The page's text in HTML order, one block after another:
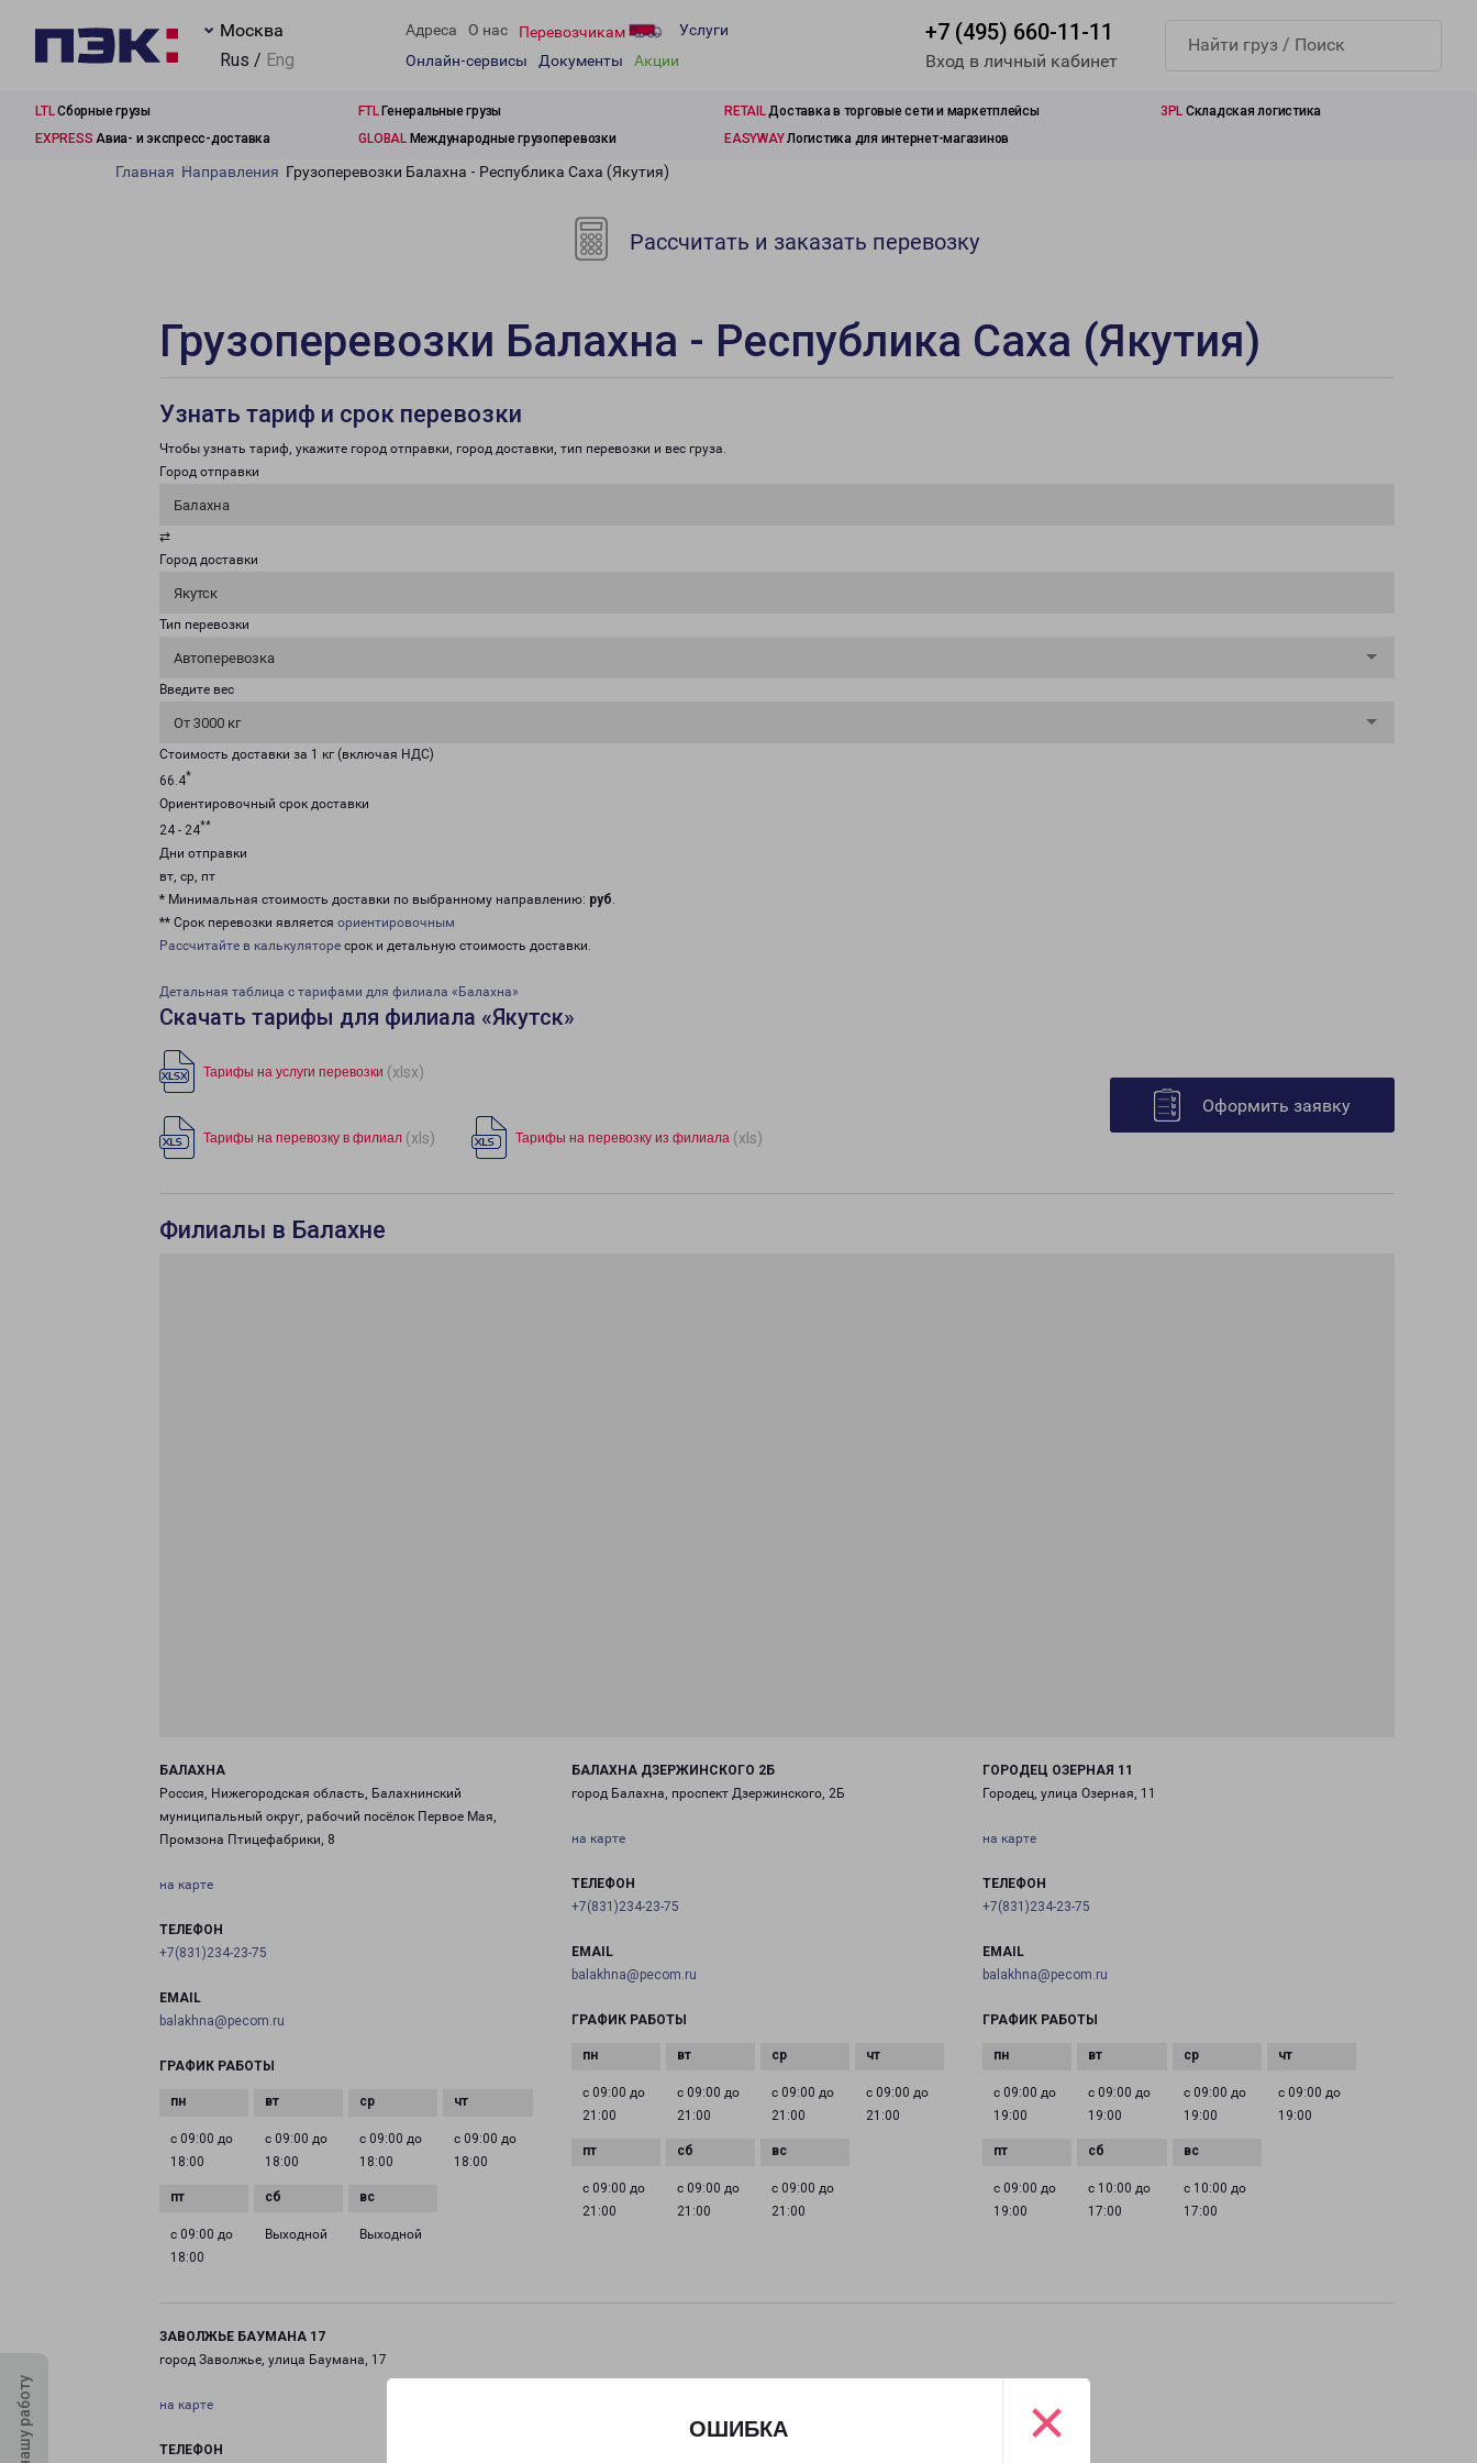
ОШИБКА ×
Москва
Rus / Eng
Адреса О нас Перевозчикам
Услуги
Онлайн-сервисы
Документы Акции
+7 (495) 660-11-11
Вход в личный кабинет
LTLСборные грузы FTLГенеральные грузы RETAILДоставка в торговые сети и маркетплейсы 3PL Складская логистика
EXPRESS Авиа- и экспресс-доставка GLOBALМеждународные грузоперевозки EASYWAYЛогистика для интернет-магазинов
Главная Направления Грузоперевозки Балахна - Республика Саха (Якутия)
Рассчитать и заказать перевозку
Грузоперевозки Балахна - Республика Саха (Якутия)
Узнать тариф и срок перевозки
Чтобы узнать тариф, укажите город отправки, город доставки, тип перевозки и вес груза.
Город отправки
Балахна
⇄
Город доставки
Якутск
Тип перевозки
Автоперевозка
Введите вес
От 3000 кг
Стоимость доставки за 1 кг (включая НДС)
66.4*
Ориентировочный срок доставки
24 - 24**
Дни отправки
вт, ср, пт
* Минимальная стоимость доставки по выбранному направлению: руб.
** Срок перевозки является ориентировочным
Рассчитайте в калькуляторе срок и детальную стоимость доставки.
Детальная таблица с тарифами для филиала «Балахна»
Скачать тарифы для филиала «Якутск»
Тарифы на услуги перевозки (xlsx)
Тарифы на перевозку в филиал (xls) Тарифы на перевозку из филиала (xls)
Оформить заявку
Филиалы в Балахне
БАЛАХНА
Россия, Нижегородская область, Балахнинский
муниципальный округ, рабочий посёлок Первое Мая,
Промзона Птицефабрики, 8
на карте
ТЕЛЕФОН
+7(831)234-23-75
EMAIL
balakhna@pecom.ru
ГРАФИК РАБОТЫ
с 09:00 до
18:00
с 09:00 до
18:00
с 09:00 до
18:00
с 09:00 до
18:00
с 09:00 до
18:00
Выходной Выходной
БАЛАХНА ДЗЕРЖИНСКОГО 2Б
город Балахна, проспект Дзержинского, 2Б
на карте
ТЕЛЕФОН
+7(831)234-23-75
EMAIL
balakhna@pecom.ru
ГРАФИК РАБОТЫ
с 09:00 до
21:00
с 09:00 до
21:00
с 09:00 до
21:00
с 09:00 до
21:00
с 09:00 до
21:00
с 09:00 до
21:00
с 09:00 до
21:00
ГОРОДЕЦ ОЗЕРНАЯ 11
Городец, улица Озерная, 11
на карте
ТЕЛЕФОН
+7(831)234-23-75
EMAIL
balakhna@pecom.ru
ГРАФИК РАБОТЫ
с 09:00 до
19:00
с 09:00 до
19:00
с 09:00 до
19:00
с 09:00 до
19:00
с 09:00 до
19:00
с 10:00 до
17:00
с 10:00 до
17:00
ЗАВОЛЖЬЕ БАУМАНА 17
город Заволжье, улица Баумана, 17
на карте
ТЕЛЕФОН